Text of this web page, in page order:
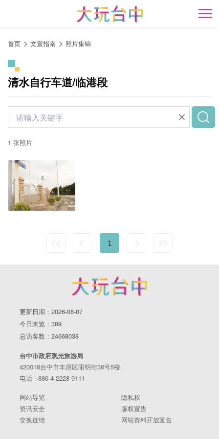
开
首页 文宣指南 照片集锦
清水自行车道/临港段
1 张照片
1
更新日期：2026-08-07
今日浏览：389
总访客数：24668038
台中市政府观光旅游局
420018台中市丰原区阳明街36号5楼
电话 +886-4-2228-9111
网站导览
隐私权
资讯安全
版权宣告
交换连结
网站资料开放宣告